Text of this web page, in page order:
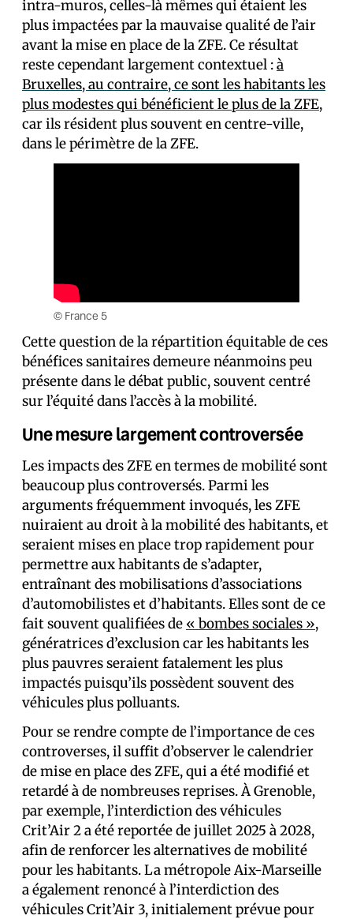
intra-muros, celles-là mêmes qui étaient les
plus impactées par la mauvaise qualité de l’air
avant la mise en place de la ZFE. Ce résultat
reste cependant largement contextuel :à
Bruxelles, au contraire, ce sont les habitants les
plus modestes qui bénéficient le plus de la ZFE,
car ils résident plus souvent en centre-ville,
dans le périmètre de la ZFE.
© France 5
Cette question de la répartition équitable de ces
bénéfices sanitaires demeure néanmoins peu
présente dans le débat public, souvent centré
sur l’équité dans l’accès à la mobilité.
Une mesure largement controversée
Les impacts des ZFE en termes de mobilité sont
beaucoup plus controversés. Parmi les
arguments fréquemment invoqués, les ZFE
nuiraient au droit à la mobilité des habitants, et
seraient mises en place trop rapidement pour
permettre aux habitants de s’adapter,
entraînant des mobilisations d’associations
d’automobilistes et d’habitants. Elles sont de ce
fait souvent qualifiées de « bombes sociales »,
génératrices d’exclusion car les habitants les
plus pauvres seraient fatalement les plus
impactés puisqu’ils possèdent souvent des
véhicules plus polluants.
Pour se rendre compte de l’importance de ces
controverses, il suffit d’observer le calendrier
de mise en place des ZFE, qui a été modifié et
retardé à de nombreuses reprises. À Grenoble,
par exemple, l’interdiction des véhicules
Crit’Air 2 a été reportée de juillet 2025 à 2028,
afin de renforcer les alternatives de mobilité
pour les habitants. La métropole Aix-Marseille
a également renoncé à l’interdiction des
véhicules Crit’Air 3, initialement prévue pour